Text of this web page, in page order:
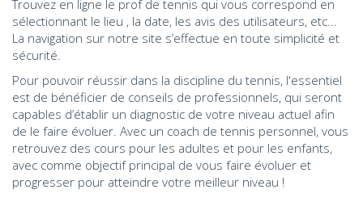
Trouvez en ligne le prof de tennis qui vous correspond en
sélectionnant le lieu , la date, les avis des utilisateurs, etc...
La navigation sur notre site s’effectue en toute simplicité et
sécurité.
Pour pouvoir réussir dans la discipline du tennis, l'essentiel
est de bénéficier de conseils de professionnels, qui seront
capables d’établir un diagnostic de votre niveau actuel afin
de le faire évoluer. Avec un coach de tennis personnel, vous
retrouvez des cours pour les adultes et pour les enfants,
avec comme objectif principal de vous faire évoluer et
progresser pour atteindre votre meilleur niveau !